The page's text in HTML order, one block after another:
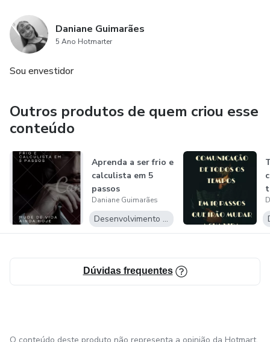
Daniane Guimarães
5 Ano Hotmarter
Sou envestidor
Outros produtos de quem criou esse
conteúdo
Aprenda a ser frio e
calculista em 5
passos
Daniane Guimarães
Desenvolvimento Pessoal
Dúvidas frequentes